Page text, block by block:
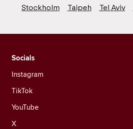
Stockholm
Taipeh Tel Aviv
Socials
Instagram
TikTok
YouTube
X